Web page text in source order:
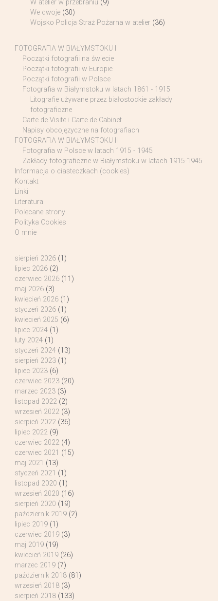
W atelier w przebraniu (9)
We dwoje (30)
Wojsko Policja Straż Pożarna w atelier (36)
FOTOGRAFIA W BIAŁYMSTOKU I
Początki fotografii na świecie
Początki fotografii w Europie
Początki fotografii w Polsce
Fotografia w Białymstoku w latach 1861 - 1915
Litografie używane przez białostockie zakłady
fotograficzne
Carte de Visite i Carte de Cabinet
Napisy obcojęzyczne na fotografiach
FOTOGRAFIA W BIAŁYMSTOKU II
Fotografia w Polsce w latach 1915 - 1945
Zakłady fotograficzne w Białymstoku w latach 1915-1945
Informacja o ciasteczkach (cookies)
Kontakt
Linki
Literatura
Polecane strony
Polityka Cookies
O mnie
sierpień 2026 (1)
lipiec 2026 (2)
czerwiec 2026 (11)
maj 2026 (3)
kwiecień 2026 (1)
styczeń 2026 (1)
kwiecień 2025 (6)
lipiec 2024 (1)
luty 2024 (1)
styczeń 2024 (13)
sierpień 2023 (1)
lipiec 2023 (6)
czerwiec 2023 (20)
marzec 2023 (3)
listopad 2022 (2)
wrzesień 2022 (3)
sierpień 2022 (36)
lipiec 2022 (9)
czerwiec 2022 (4)
czerwiec 2021 (15)
maj 2021 (13)
styczeń 2021 (1)
listopad 2020 (1)
wrzesień 2020 (16)
sierpień 2020 (19)
październik 2019 (2)
lipiec 2019 (1)
czerwiec 2019 (3)
maj 2019 (19)
kwiecień 2019 (26)
marzec 2019 (7)
październik 2018 (81)
wrzesień 2018 (3)
sierpień 2018 (133)